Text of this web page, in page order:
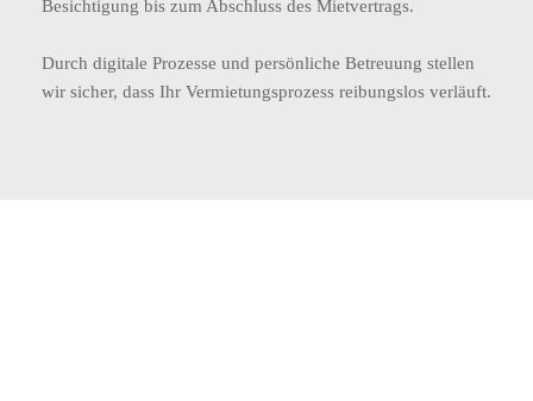
Besichtigung bis zum Abschluss des Mietvertrags.
Durch digitale Prozesse und persönliche Betreuung stellen